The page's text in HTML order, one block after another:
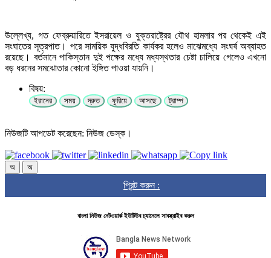
উল্লেখ্য, গত ফেব্রুয়ারিতে ইসরায়েল ও যুক্তরাষ্ট্রের যৌথ হামলার পর থেকেই এই
সংঘাতের সূত্রপাত। পরে সাময়িক যুদ্ধবিরতি কার্যকর হলেও মাঝেমধ্যে সংঘর্ষ অব্যাহত
রয়েছে। বর্তমানে পাকিস্তান দুই পক্ষের মধ্যে মধ্যস্থতার চেষ্টা চালিয়ে গেলেও এখনো
বড় ধরনের সমঝোতার কোনো ইঙ্গিত পাওয়া যায়নি।
বিষয়:
ইরানের সময় দ্রুত ফুরিয়ে আসছে ট্রাম্প
নিউজটি আপডেট করেছেন: নিউজ ডেস্ক।
অ অ
প্রিন্ট করুন :
বাংলা নিউজ নেটওয়ার্ক ইউটিউব চ্যানেলে সাবস্ক্রাইব করুন